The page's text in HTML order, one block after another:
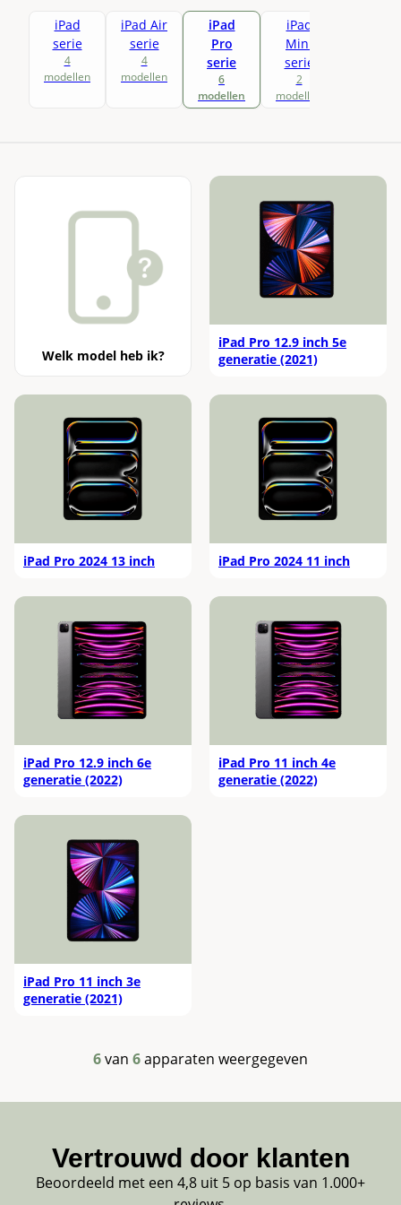
Toon alle modellen
Nothing Phone (2a)
Nothing Phone (2)
Toon alle modellen
Xbox Draadloze Controller Elite Series 2
Xbox Wireless Controller
iPad
serie
4
modellen
iPad Air
serie
4
modellen
iPad
Pro
serie
6
modellen
iPad
Mini
serie
2
modellen
Welk model heb ik?
iPad Pro 12.9 inch 5e
generatie (2021)
iPad Pro 2024 13 inch iPad Pro 2024 11 inch
iPad Pro 12.9 inch 6e
generatie (2022)
iPad Pro 11 inch 4e
generatie (2022)
iPad Pro 11 inch 3e
generatie (2021)
6van 6apparaten weergegeven
Vertrouwd door klanten
Beoordeeld met een 4,8 uit 5 op basis van 1.000+